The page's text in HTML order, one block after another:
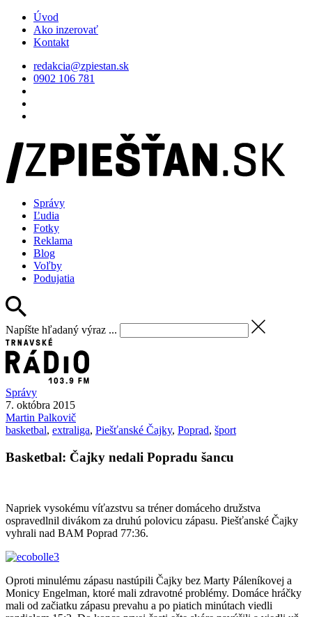
Úvod
Ako inzerovať
Kontakt
redakcia@zpiestan.sk
0902 106 781
Správy
Ľudia
Fotky
Reklama
Blog
Voľby
Podujatia
Napíšte hľadaný výraz ...
Správy
7. októbra 2015
Martin Palkovič
basketbal, extraliga, Piešťanské Čajky, Poprad, šport
Basketbal: Čajky nedali Popradu šancu
Napriek vysokému víťazstvu sa tréner domáceho družstva
ospravedlnil divákom za druhú polovicu zápasu. Piešťanské Čajky
vyhrali nad BAM Poprad 77:36.
Oproti minulému zápasu nastúpili Čajky bez Marty Páleníkovej a
Monicy Engelman, ktoré mali zdravotné problémy. Domáce hráčky
mali od začiatku zápasu prevahu a po piatich minútach viedli